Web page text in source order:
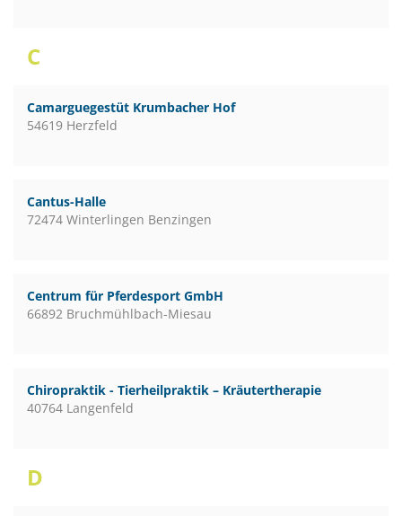
C
Camarguegestüt Krumbacher Hof
54619 Herzfeld
Cantus-Halle
72474 Winterlingen Benzingen
Centrum für Pferdesport GmbH
66892 Bruchmühlbach-Miesau
Chiropraktik - Tierheilpraktik – Kräutertherapie
40764 Langenfeld
D